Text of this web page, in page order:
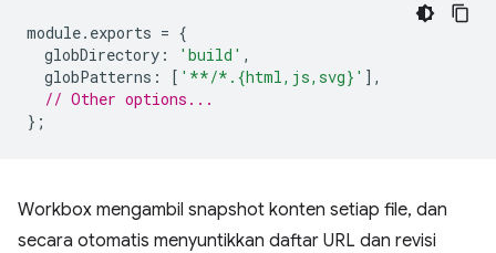
module. exports = {
globDirectory : 'build' ,
globPatterns : [ '**/*.{html,js,svg}' ],
// Other options...
};
Workbox mengambil snapshot konten setiap file, dan
secara otomatis menyuntikkan daftar URL dan revisi